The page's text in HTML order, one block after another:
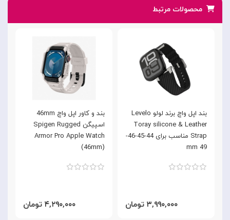
محصولات مرتبط
بند و کاور اپل واچ 46mm
اسپیگن Spigen Rugged
Armor Pro Apple Watch
(46mm)
۴,۲۹۰,۰۰۰ تومان
بند اپل واچ برند لولو Levelo
Toray silicone & Leather
Strap مناسب برای 44-45-46-
49 mm
۳,۹۹۰,۰۰۰ تومان